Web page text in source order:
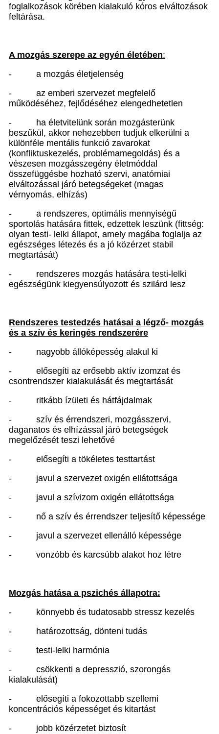
foglalkozások körében kialakuló kóros elváltozások
feltárása.
A mozgás szerepe az egyén életében:
-
a mozgás életjelenség
-
az emberi szervezet megfelelő
működéséhez, fejlődéséhez elengedhetetlen
-
ha életvitelünk során mozgásterünk
beszűkül, akkor nehezebben tudjuk elkerülni a
különféle mentális funkció zavarokat
(konfliktuskezelés, problémamegoldás) és a
vészesen mozgásszegény életmóddal
összefüggésbe hozható szervi, anatómiai
elváltozással járó betegségeket (magas
vérnyomás, elhízás)
-
a rendszeres, optimális mennyiségű
sportolás hatására fittek, edzettek leszünk (fittség:
olyan testi- lelki állapot, amely magába foglalja az
egészséges létezés és a jó közérzet stabil
megtartását)
-
rendszeres mozgás hatására testi-lelki
egészségünk kiegyensúlyozott és szilárd lesz
Rendszeres testedzés hatásai a légző- mozgás
és a szív és keringés rendszerére
-
nagyobb állóképesség alakul ki
-
elősegíti az erősebb aktív izomzat és
csontrendszer kialakulását és megtartását
-
ritkább ízületi és hátfájdalmak
-
szív és érrendszeri, mozgásszervi,
daganatos és elhízással járó betegségek
megelőzését teszi lehetővé
-
elősegíti a tökéletes testtartást
-
javul a szervezet oxigén ellátottsága
-
javul a szívizom oxigén ellátottsága
-
nő a szív és érrendszer teljesítő képessége
-
javul a szervezet ellenálló képessége
-
vonzóbb és karcsúbb alakot hoz létre
Mozgás hatása a pszichés állapotra:
-
könnyebb és tudatosabb stressz kezelés
-
határozottság, dönteni tudás
-
testi-lelki harmónia
-
csökkenti a depresszió, szorongás
kialakulását)
-
elősegíti a fokozottabb szellemi
koncentrációs képességet és kitartást
-
jobb közérzetet biztosít